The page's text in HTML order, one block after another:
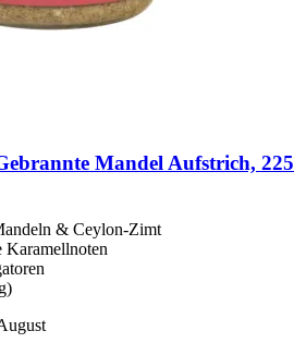
Mandel Aufstrich, 225
& Ceylon-Zimt
Karamellnoten